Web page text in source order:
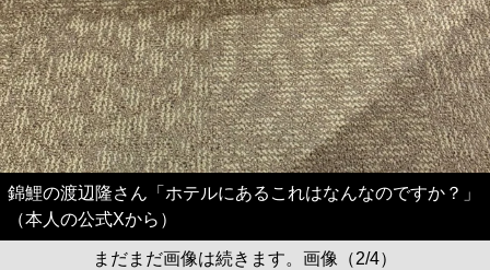
錦鯉の渡辺隆さん「ホテルにあるこれはなんなのですか？」
（本人の公式Xから）
まだまだ画像は続きます。画像（2/4）